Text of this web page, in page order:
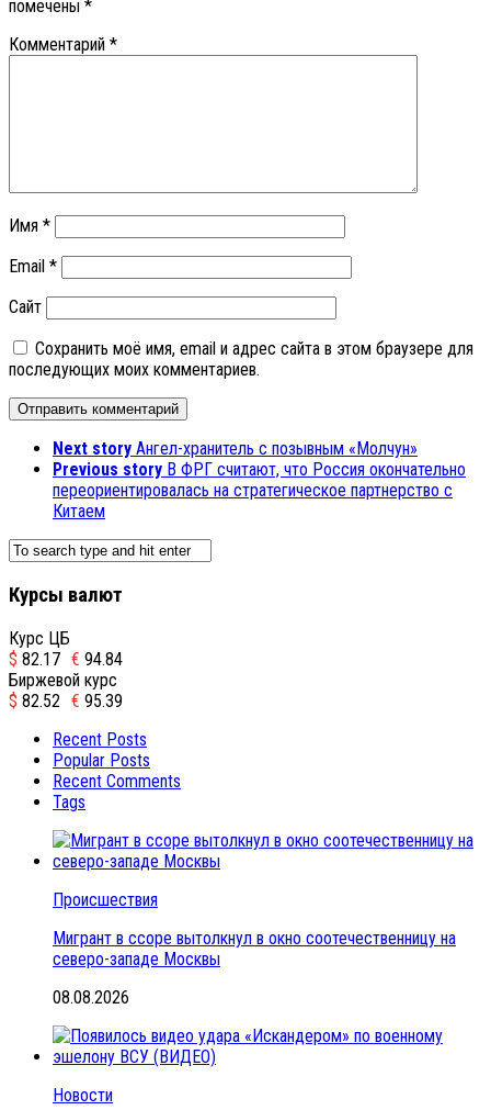
помечены *
Комментарий *
Имя *
Email *
Сайт
Сохранить моё имя, email и адрес сайта в этом браузере для
последующих моих комментариев.
Next story Ангел-хранитель с позывным «Молчун»
Previous story В ФРГ считают, что Россия окончательно
переориентировалась на стратегическое партнерство с
Китаем
Курсы валют
Курс ЦБ
$ 82.17 € 94.84
Биржевой курс
$ 82.52 € 95.39
Recent Posts
Popular Posts
Recent Comments
Tags
Происшествия
Мигрант в ссоре вытолкнул в окно соотечественницу на
северо-западе Москвы
08.08.2026
Новости